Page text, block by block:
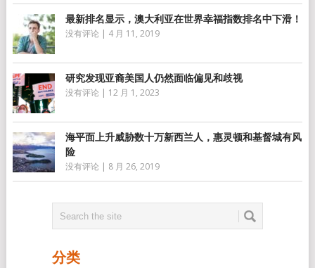
最新排名显示，澳大利亚在世界幸福指数排名中下滑！
没有评论 | 4 月 11, 2019
研究发现亚裔美国人仍然面临偏见和歧视
没有评论 | 12 月 1, 2023
海平面上升威胁数十万新西兰人，惠灵顿和基督城有风
险
没有评论 | 8 月 26, 2019
分类